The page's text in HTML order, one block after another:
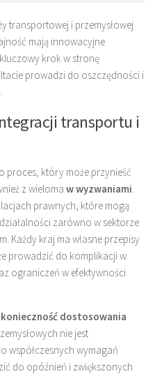
transportowej i przemysłowej
mają innowacyjne
krok w stronę
prowadzi do oszczędności i
transportu i
proces, który może przynieść
z wieloma w wyzwaniami
prawnych, które mogą
zarówno w sektorze
Każdy kraj ma własne przepisy
prowadzić do komplikacji w
ograniczeń w efektywności
konieczność dostosowania
nie jest
współczesnych wymagań
do opóźnień i zwiększonych